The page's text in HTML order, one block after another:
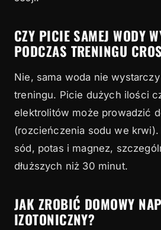
CZY PICIE SAMEJ WODY
PODCZAS TRENINGU
Nie, sama woda nie
treningu. Picie dużych ilości
elektrolitów może prowadzić
(rozcieńczenia sodu we
sód, potas i magnez,
dłuższych niż 30 minut.
JAK ZROBIĆ DOMOWY
IZOTONICZNY?